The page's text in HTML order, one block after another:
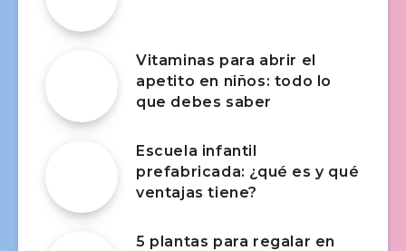
Vitaminas para abrir el
apetito en niños: todo lo
que debes saber
Escuela infantil
prefabricada: ¿qué es y qué
ventajas tiene?
5 plantas para regalar en